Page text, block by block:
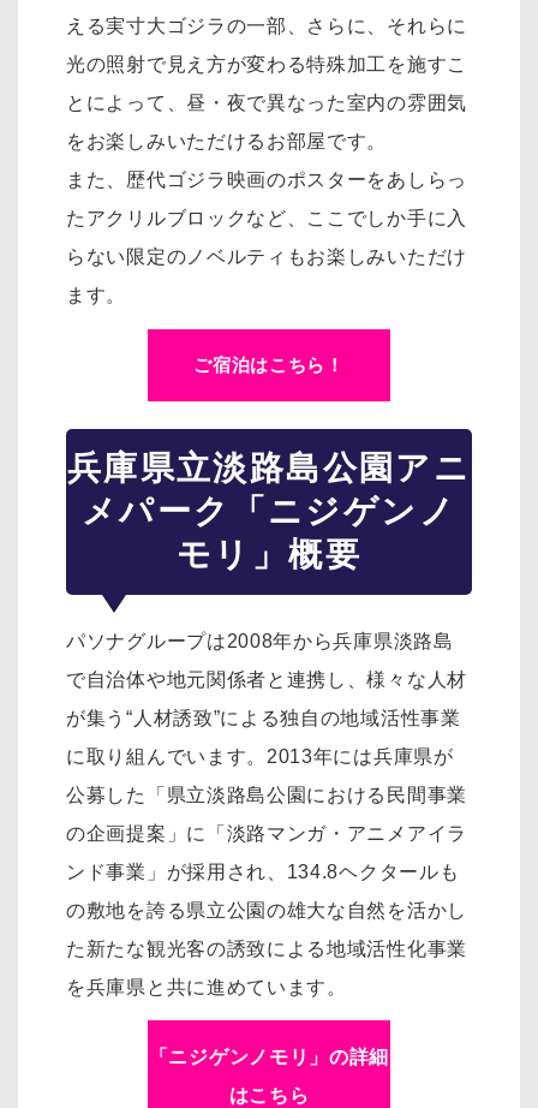
える実寸大ゴジラの一部、さらに、それらに
光の照射で見え方が変わる特殊加工を施すこ
とによって、昼・夜で異なった室内の雰囲気
をお楽しみいただけるお部屋です。
また、歴代ゴジラ映画のポスターをあしらっ
たアクリルブロックなど、ここでしか手に入
らない限定のノベルティもお楽しみいただけ
ます。
ご宿泊はこちら！
兵庫県立淡路島公園アニ
メパーク「ニジゲンノ
モリ」概要
パソナグループは2008年から兵庫県淡路島
で自治体や地元関係者と連携し、様々な人材
が集う“人材誘致”による独自の地域活性事業
に取り組んでいます。2013年には兵庫県が
公募した「県立淡路島公園における民間事業
の企画提案」に「淡路マンガ・アニメアイラ
ンド事業」が採用され、134.8ヘクタールも
の敷地を誇る県立公園の雄大な自然を活かし
た新たな観光客の誘致による地域活性化事業
を兵庫県と共に進めています。
「ニジゲンノモリ」の詳細
はこちら